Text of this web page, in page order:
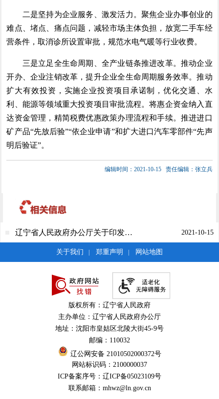
二是坚持为企业服务、激发活力。聚焦企业办事创业的
难点、堵点、痛点问题，减轻市场主体负担，放宽二手车经
营条件，取消诊所设置审批，规范水电气暖等行业收费。
三是立足全生命周期、全产业链条推进改革。推动企业
开办、企业注销改革，提升企业全生命周期服务效率。推动
扩大有效投资，实施企业投资项目承诺制，优化交通、水
利、能源等领域重大投资项目审批流程。将惠企资金纳入直
达资金管理，精简税费优惠政策办理流程和手续。推进进口
矿产品“先放后验”“依企业申请”和扩大进口汽车零部件“先声
明后验证”。
编辑时间：2021-10-15 责任编辑：张立兵
辽宁省人民政府办公厅关于印发辽宁省服务“六稳”“六保”进一步做好“放管服”改革激发市场主体活力工作实施方案的通知 2021-10-15
关于我们 郑重声明 网站地图
版权所有：辽宁省人民政府
主办单位：辽宁省人民政府办公厅
地址：沈阳市皇姑区北陵大街45-9号
邮编：110032
辽公网安备 21010502000372号
网站标识码：2100000037
ICP备案序号：辽ICP备05023109号
联系邮箱：mhwz@ln.gov.cn